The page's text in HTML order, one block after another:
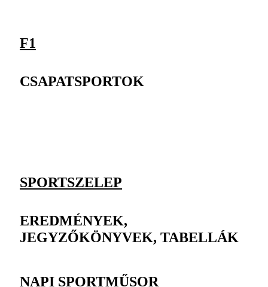
F1
CSAPATSPORTOK
SPORTSZELEP
EREDMÉNYEK,
JEGYZŐKÖNYVEK, TABELLÁK
NAPI SPORTMŰSOR